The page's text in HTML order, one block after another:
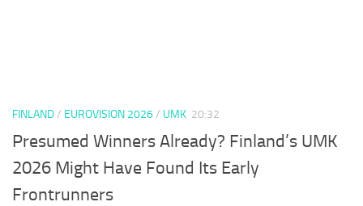
FINLAND/ EUROVISION 2026/ UMK 20:32
Presumed Winners Already? Finland’s UMK
2026 Might Have Found Its Early
Frontrunners